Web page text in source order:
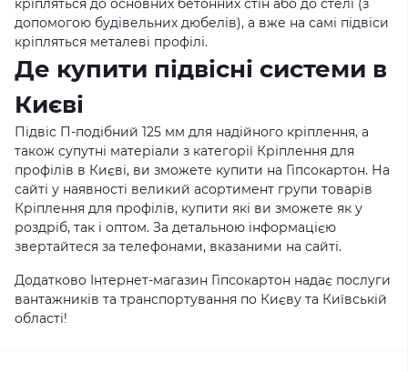
кріпляться до основних бетонних стін або до стелі (з
допомогою будівельних дюбелів), а вже на самі підвіси
кріпляться металеві профілі.
Де купити підвісні системи в
Києві
Підвіс П-подібний 125 мм для надійного кріплення, а
також супутні матеріали з категорії Кріплення для
профілів в Києві, ви зможете купити на Гіпсокартон. На
сайті у наявності великий асортимент групи товарів
Кріплення для профілів, купити які ви зможете як у
роздріб, так і оптом. За детальною інформацією
звертайтеся за телефонами, вказаними на сайті.
Додатково Інтернет-магазин Гіпсокартон надає послуги
вантажників та транспортування по Києву та Київській
області!